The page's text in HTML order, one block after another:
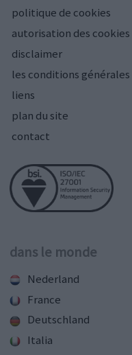
politique de cookies
autorisation des cookies
disclaimer
les conditions générales
liens
plan du site
contact
dans le monde
Nederland
France
Deutschland
Italia